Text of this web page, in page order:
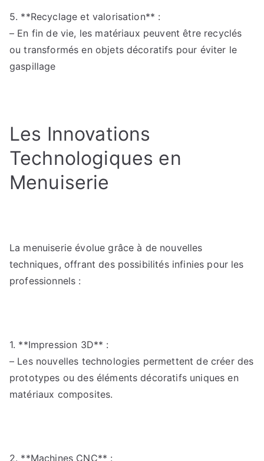
5. **Recyclage et valorisation** :
– En fin de vie, les matériaux peuvent être recyclés
ou transformés en objets décoratifs pour éviter le
gaspillage
Les Innovations
Technologiques en
Menuiserie
La menuiserie évolue grâce à de nouvelles
techniques, offrant des possibilités infinies pour les
professionnels :
1. **Impression 3D** :
– Les nouvelles technologies permettent de créer des
prototypes ou des éléments décoratifs uniques en
matériaux composites.
2. **Machines CNC** :